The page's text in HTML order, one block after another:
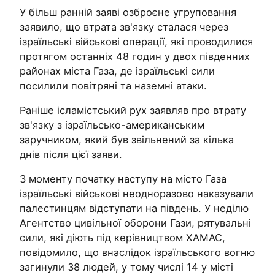
У більш ранній заяві озброєне угруповання
заявило, що втрата зв'язку сталася через
ізраїльські військові операції, які проводилися
протягом останніх 48 годин у двох південних
районах міста Газа, де ізраїльські сили
посилили повітряні та наземні атаки.
Раніше ісламістський рух заявляв про втрату
зв'язку з ізраїльсько-американським
заручником, який був звільнений за кілька
днів після цієї заяви.
З моменту початку наступу на місто Газа
ізраїльські військові неодноразово наказували
палестинцям відступати на південь. У неділю
Агентство цивільної оборони Гази, рятувальні
сили, які діють під керівництвом ХАМАС,
повідомило, що внаслідок ізраїльського вогню
загинули 38 людей, у тому числі 14 у місті